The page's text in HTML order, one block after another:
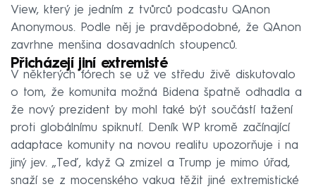
View, který je jedním z tvůrců podcastu QAnon
Anonymous. Podle něj je pravděpodobné, že QAnon
zavrhne menšina dosavadních stoupenců.
Přicházejí jiní extremisté
V některých fórech se už ve středu živě diskutovalo
o tom, že komunita možná Bidena špatně odhadla a
že nový prezident by mohl také být součástí tažení
proti globálnímu spiknutí. Deník WP kromě začínající
adaptace komunity na novou realitu upozorňuje i na
jiný jev. „Teď, když Q zmizel a Trump je mimo úřad,
snaží se z mocenského vakua těžit jiné extremistické